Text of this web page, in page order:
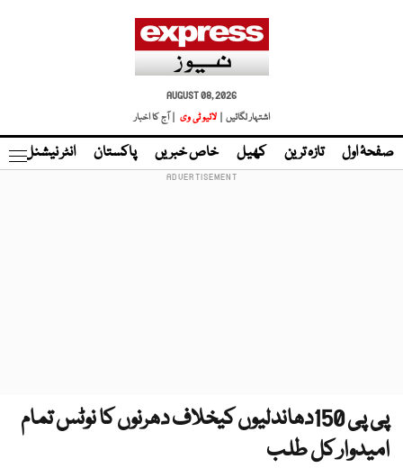
AUGUST 08, 2026
اشتہار لگائیں |
لائیو ٹی وی | آج کا اخبار
صفحۂ اول تازہ ترین کھیل خاص خبریں پاکستان انٹر نیشنل
پی پی 150دھاندلیوں کیخلاف دھرنوں کا نوٹس تمام
امیدوار کل طلب